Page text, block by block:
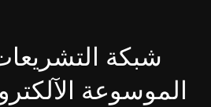
شبكة
الموسوعة